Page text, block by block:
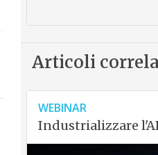
Articoli
WEBINAR
Industrializzare